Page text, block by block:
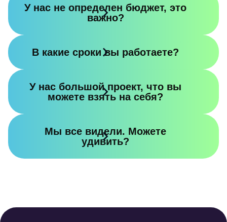
У нас не определен бюджет, это
важно?
В какие сроки вы работаете?
У нас большой проект, что вы
можете взять на себя?
Мы все видели. Можете
удивить?